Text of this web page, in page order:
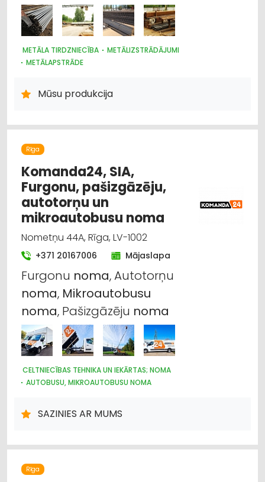
METĀLA TIRDZNIECĪBA
METĀLIZSTRĀDĀJUMI
METĀLAPSTRĀDE
AUTOBUSU, MIKROAUTOBUSU NOMA
PASAŽIERU PĀRVADĀJUMI
Mūsu produkcija
Rīga
Komanda24, SIA,
Furgonu, pašizgāzēju,
autotorņu un
mikroautobusu noma
Nometņu 44A, Rīga, LV-1002
+371 20167006 Mājaslapa
Furgonu noma, Autotorņu
noma, Mikroautobusu
noma, Pašizgāzēju noma
CELTNIECĪBAS TEHNIKA UN IEKĀRTAS; NOMA
AUTOBUSU, MIKROAUTOBUSU NOMA
KRAVU PĀRVADĀJUMI: AUTO
SAZINIES AR MUMS
Rīga